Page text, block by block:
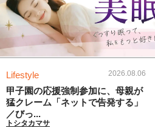
Lifestyle 2026.08.06
甲子園の応援強制参加に、母親が
猛クレーム「ネットで告発する」
／びっ...
トシタカマサ